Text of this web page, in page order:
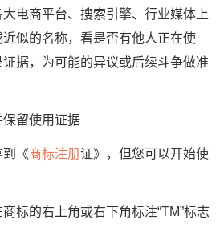
商平台、搜索引擎、行业媒体上
似的名称，看是否有他人正在使
据，为可能的异议或后续斗争做准
留使用证据
《商标注册证》，但您可以开始使
的右上角或右下角标注“TM”标志